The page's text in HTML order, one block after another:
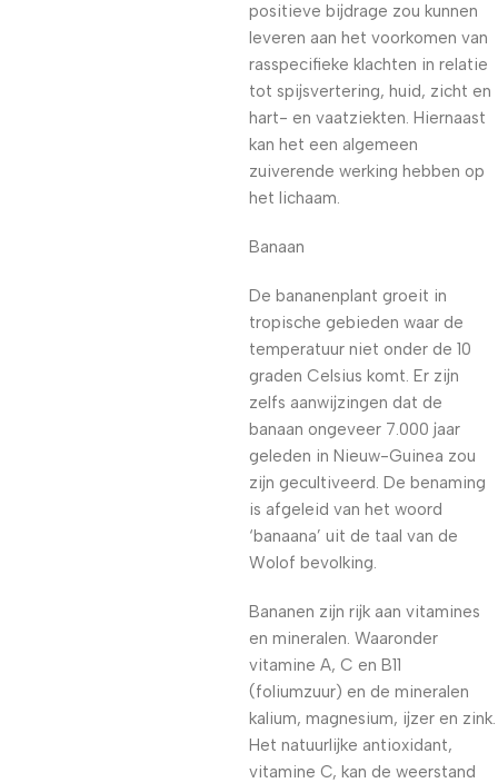
positieve bijdrage zou kunnen
leveren aan het voorkomen van
rasspecifieke klachten in relatie
tot spijsvertering, huid, zicht en
hart- en vaatziekten. Hiernaast
kan het een algemeen
zuiverende werking hebben op
het lichaam.
Banaan
De bananenplant groeit in
tropische gebieden waar de
temperatuur niet onder de 10
graden Celsius komt. Er zijn
zelfs aanwijzingen dat de
banaan ongeveer 7.000 jaar
geleden in Nieuw-Guinea zou
zijn gecultiveerd. De benaming
is afgeleid van het woord
‘banaana’ uit de taal van de
Wolof bevolking.
Bananen zijn rijk aan vitamines
en mineralen. Waaronder
vitamine A, C en B11
(foliumzuur) en de mineralen
kalium, magnesium, ijzer en zink.
Het natuurlijke antioxidant,
vitamine C, kan de weerstand